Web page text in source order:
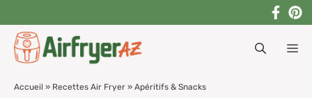
contenu
Accueil » Recettes Air Fryer » Apéritifs & Snacks